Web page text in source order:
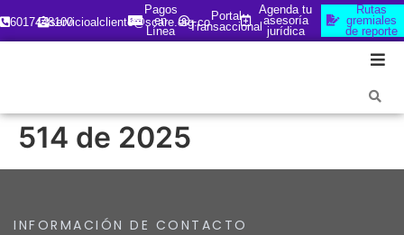
6017448100servicioalcliente@scare.org.co
Pagos
en
Línea
Portal
Transaccional
Agenda tu
asesoría
jurídica
Rutas
gremiales
de reporte
514 de 2025
INFORMACIÓN DE CONTACTO